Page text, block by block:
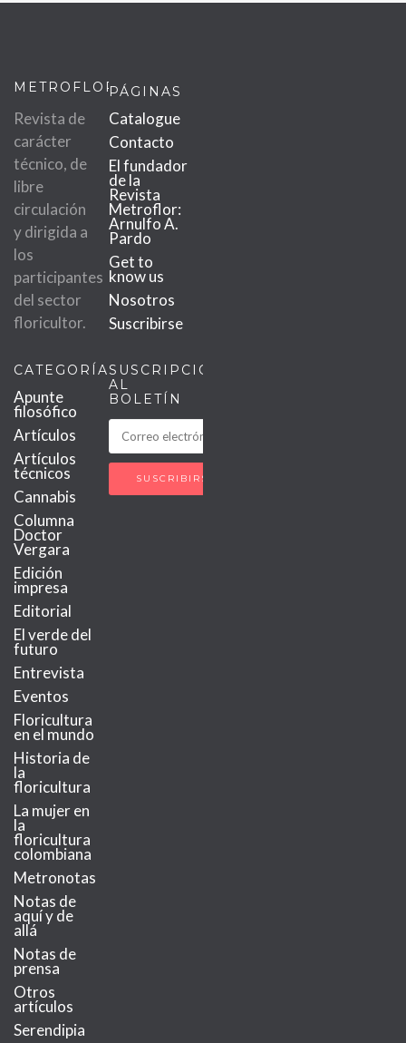
METROFLOR
Revista de
carácter
técnico, de
libre
circulación
y dirigida a
los
participantes
del sector
floricultor.
PÁGINAS
Catalogue
Contacto
El fundador
de la
Revista
Metroflor:
Arnulfo A.
Pardo
Get to
know us
Nosotros
Suscribirse
CATEGORÍAS
Apunte
filosófico
Artículos
Artículos
técnicos
Cannabis
Columna
Doctor
Vergara
Edición
impresa
Editorial
El verde del
futuro
Entrevista
Eventos
Floricultura
en el mundo
Historia de
la
floricultura
La mujer en
la
floricultura
colombiana
Metronotas
Notas de
aquí y de
allá
Notas de
prensa
Otros
artículos
Serendipia
SUSCRIPCIÓN
AL
BOLETÍN